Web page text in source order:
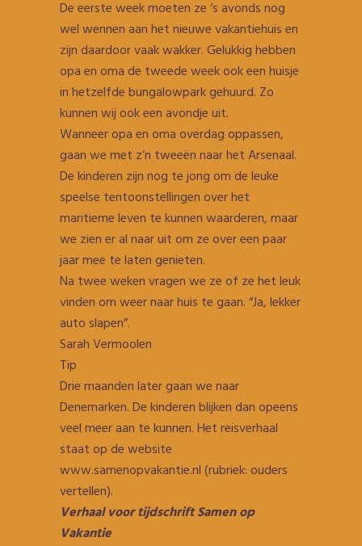
De eerste week moeten ze ‘s avonds nog
wel wennen aan het nieuwe vakantiehuis en
zijn daardoor vaak wakker. Gelukkig hebben
opa en oma de tweede week ook een huisje
in hetzelfde bungalowpark gehuurd. Zo
kunnen wij ook een avondje uit.
Wanneer opa en oma overdag oppassen,
gaan we met z’n tweeën naar het Arsenaal.
De kinderen zijn nog te jong om de leuke
speelse tentoonstellingen over het
maritieme leven te kunnen waarderen, maar
we zien er al naar uit om ze over een paar
jaar mee te laten genieten.
Na twee weken vragen we ze of ze het leuk
vinden om weer naar huis te gaan. “Ja, lekker
auto slapen”.
Sarah Vermoolen
Tip
Drie maanden later gaan we naar
Denemarken. De kinderen blijken dan opeens
veel meer aan te kunnen. Het reisverhaal
staat op de website
www.samenopvakantie.nl (rubriek: ouders
vertellen).
Verhaal voor tijdschrift Samen op
Vakantie